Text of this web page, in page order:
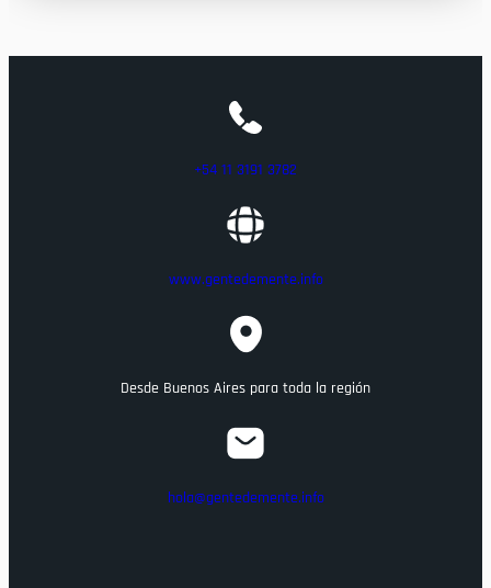
+54 11 3191 3782
www.gentedemente.info
Desde Buenos Aires para toda la región
hola@gentedemente.info